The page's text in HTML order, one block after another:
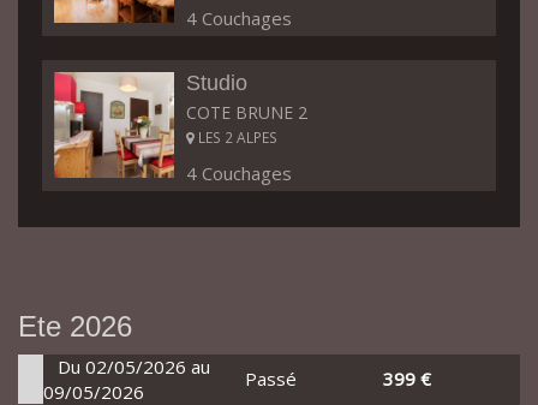
4 Couchages
Studio
COTE BRUNE 2
LES 2 ALPES
4 Couchages
Ete 2026
Du 02/05/2026 au
09/05/2026
Passé
399 €